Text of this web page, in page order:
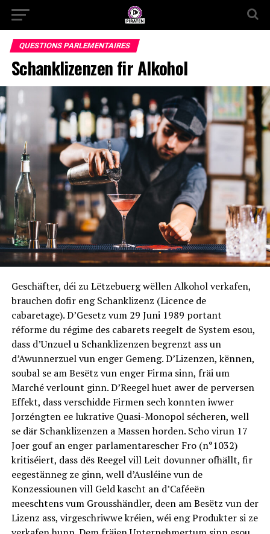
QUESTIONS PARLEMENTAIRES
Schanklizenzen fir Alkohol
Geschäfter, déi zu Lëtzebuerg wëllen Alkohol verkafen,
brauchen dofir eng Schanklizenz (Licence de
cabaretage). D’Gesetz vum 29 Juni 1989 portant
réforme du régime des cabarets reegelt de System esou,
dass d’Unzuel u Schanklizenzen begrenzt ass un
d’Awunnerzuel vun enger Gemeng. D’Lizenzen, kënnen,
soubal se am Besëtz vun enger Firma sinn, fräi um
Marché verlount ginn. D’Reegel huet awer de perversen
Effekt, dass verschidde Firmen sech konnten iwwer
Jorzéngten ee lukrative Quasi-Monopol sécheren, well
se där Schanklizenzen a Massen horden. Scho virun 17
Joer gouf an enger parlamentarescher Fro (n°1032)
kritiséiert, dass dës Reegel vill Leit dovunner ofhällt, fir
eegestänneg ze ginn, well d’Ausléine vun de
Konzessiounen vill Geld kascht an d’Caféeën
meeschtens vum Grousshändler, deen am Besëtz vun der
Lizenz ass, virgeschriwwe kréien, wéi eng Produkter si ze